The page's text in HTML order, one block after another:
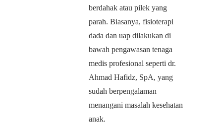
berdahak atau pilek yang
parah. Biasanya, fisioterapi
dada dan uap dilakukan di
bawah pengawasan tenaga
medis profesional seperti dr.
Ahmad Hafidz, SpA, yang
sudah berpengalaman
menangani masalah kesehatan
anak.